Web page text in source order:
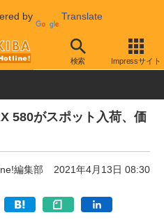
by Translate
検索 Impressサイト
ビデオカード（グラフィックボード
580がスポット入荷、価
編集部 2021年4月13日 08:30